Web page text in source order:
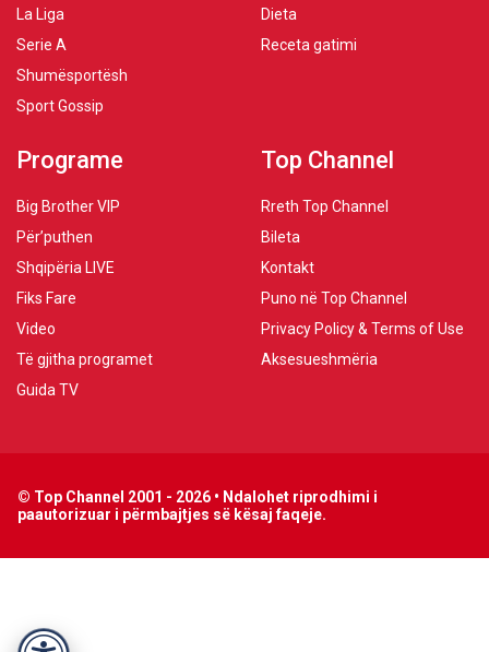
La Liga
Serie A
Shumësportësh
Sport Gossip
Dieta
Receta gatimi
Programe
Big Brother VIP
Për’puthen
Shqipëria LIVE
Fiks Fare
Video
Të gjitha programet
Guida TV
Top Channel
Rreth Top Channel
Bileta
Kontakt
Puno në Top Channel
Privacy Policy & Terms of Use
Aksesueshmëria
© Top Channel 2001 - 2026 • Ndalohet riprodhimi i
paautorizuar i përmbajtjes së kësaj faqeje.